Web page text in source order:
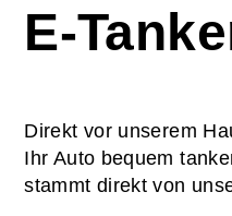
E-
Direkt vor unserem
Ihr Auto bequem
stammt direkt von